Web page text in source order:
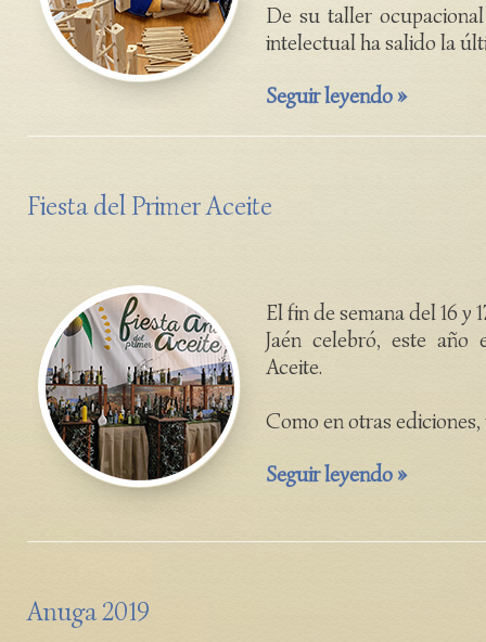
De su taller
intelectual ha salido la
Seguir leyendo »
Fiesta del Primer Aceite
El fin de semana del 16 y
Jaén celebró, este
Aceite.
Como en otras ediciones,
Seguir leyendo »
Anuga 2019